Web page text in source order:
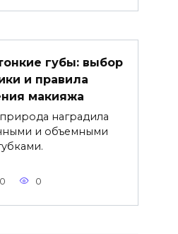
губы: выбор
и правила
макияжа
наградила
и объемными
0 0